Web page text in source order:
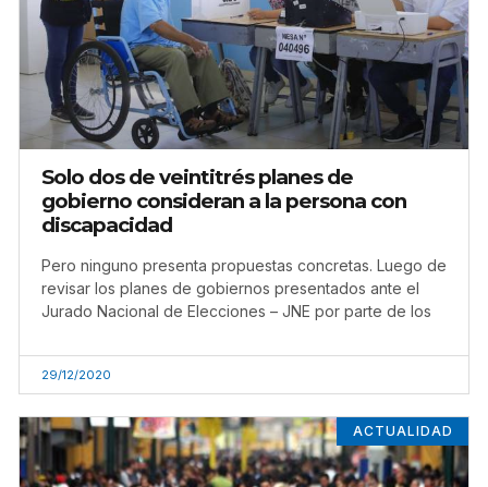
Solo dos de veintitrés planes de
gobierno consideran a la persona con
discapacidad
Pero ninguno presenta propuestas concretas. Luego de
revisar los planes de gobiernos presentados ante el
Jurado Nacional de Elecciones – JNE por parte de los
29/12/2020
ACTUALIDAD